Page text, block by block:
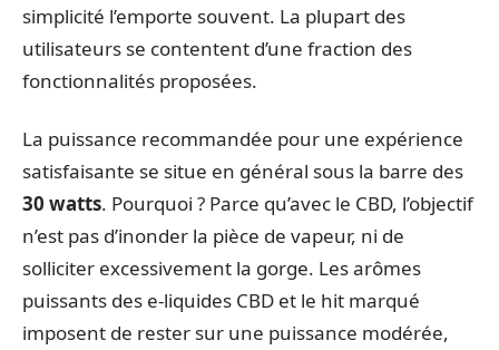
simplicité l’emporte souvent. La plupart des
utilisateurs se contentent d’une fraction des
fonctionnalités proposées.
La puissance recommandée pour une expérience
satisfaisante se situe en général sous la barre des
30 watts. Pourquoi ? Parce qu’avec le CBD, l’objectif
n’est pas d’inonder la pièce de vapeur, ni de
solliciter excessivement la gorge. Les arômes
puissants des e-liquides CBD et le hit marqué
imposent de rester sur une puissance modérée,